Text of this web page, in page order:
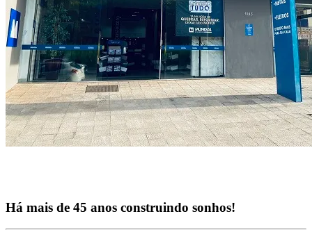
Há mais de 45 anos construindo sonhos!